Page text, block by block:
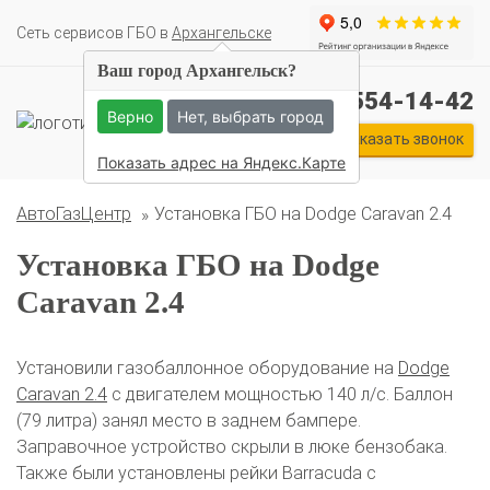
Cеть сервисов ГБО в Архангельске
Комплекты ГБО на иномарки:
BMW Ford Geely HAVAL Hyundai Infiniti KIA
Lexus
Mazda Mercedes Mitsubishi Nissan
Volkswagen
+7 (911) 554-14-42
Заказать звонок
АвтоГазЦентр Установка ГБО на Dodge Caravan 2.4
Установка ГБО на Dodge
Caravan 2.4
Установили газобаллонное оборудование на Dodge
Caravan 2.4 с двигателем мощностью 140 л/с. Баллон
(79 литра) занял место в заднем бампере.
Заправочное устройство скрыли в люке бензобака.
Также были установлены рейки Barracuda с
Ваш город Архангельск?
Верно Нет, выбрать город
Показать адрес на Яндекс.Карте